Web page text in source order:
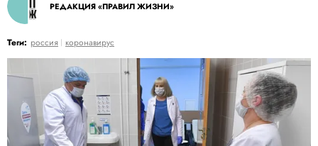
РЕДАКЦИЯ «ПРАВИЛ ЖИЗНИ»
Теги: россия коронавирус